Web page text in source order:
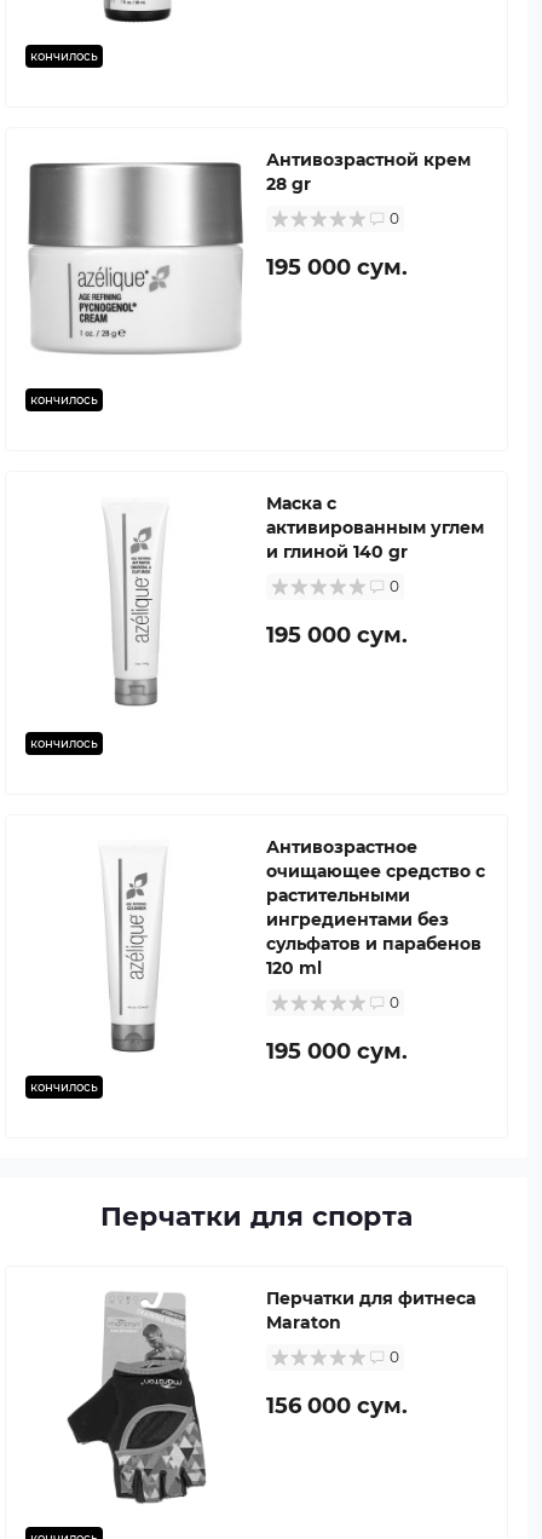
кончилось
кончилось
Антивозрастной крем
28 gr
0
195 000 сум.
кончилось
Маска с
активированным углем
и глиной 140 gr
0
195 000 сум.
кончилось
Антивозрастное
очищающее средство с
растительными
ингредиентами без
сульфатов и парабенов
120 ml
0
195 000 сум.
Перчатки для спорта
Перчатки для фитнеса
Maraton
0
156 000 сум.